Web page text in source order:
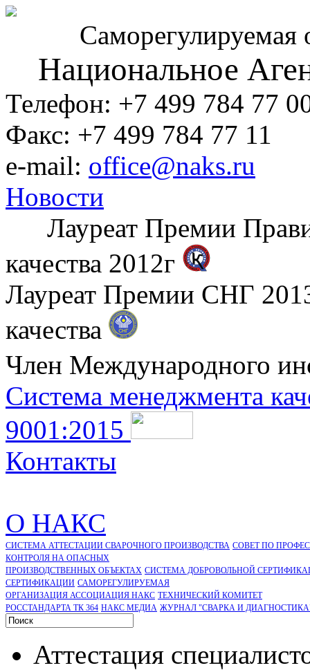
Саморегулируемая
Национальное
Телефон: +7 499 784 77
Факс: +7 499 784 77 11
e-mail: office@naks.ru
Новости
Лауреат Премии
качества 2012г
Лауреат Премии СНГ
качества
Член Международного
Система менеджмента
9001:2015
Контакты
О НАКС
СИСТЕМА АТТЕСТАЦИИ СВАРОЧНОГО ПРОИЗВОДСТВА СОВЕТ ПО
КОНТРОЛЯ НА ОПАСНЫХ
ПРОИЗВОДСТВЕННЫХ ОБЪЕКТАХ СИСТЕМА ДОБРОВОЛЬНОЙ
CЕРТИФИКАЦИИ САМОРЕГУЛИРУЕМАЯ
ОРГАНИЗАЦИЯ АССОЦИАЦИЯ НАКС ТЕХНИЧЕСКИЙ КОМИТЕТ
РОССТАНДАРТА ТК 364 НАКС МЕДИА ЖУРНАЛ "СВАРКА И
Аттестация